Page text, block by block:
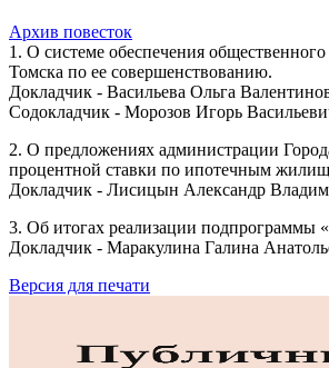
Архив повесток
1. О системе обеспечения
Томска по ее совершенствованию.
Докладчик - Васильева Ольга
Содокладчик - Морозов Игорь
2. О предложениях администрации
процентной ставки по ипотечным
Докладчик - Лисицын Александр
3. Об итогах реализации подпрограммы
Докладчик - Маракулина Галина
Версия для печати